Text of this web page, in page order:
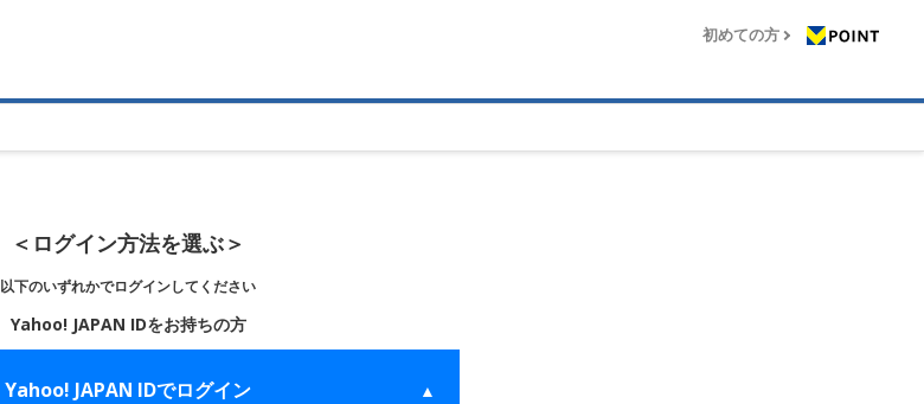
初めての方
＜ログイン方法を選ぶ＞
以下のいずれかでログインしてください
Yahoo! JAPAN IDをお持ちの方
Yahoo! JAPAN IDでログイン ▲